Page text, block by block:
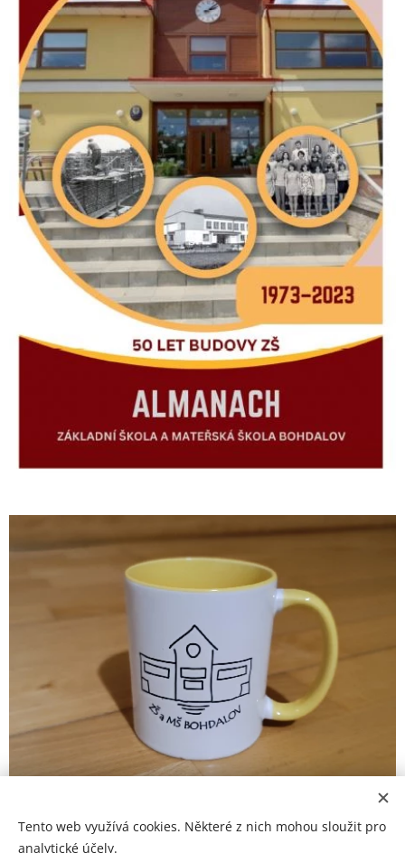
Tento web využívá cookies. Některé z nich mohou sloužit pro
analytické účely.